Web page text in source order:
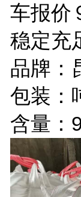
车报价
稳定充
品牌：
包装：
含量：